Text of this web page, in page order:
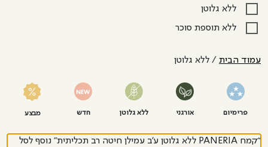
ללא גלוטן
ללא תוספת סוכר
עמוד הבית / ללא גלוטן
פרימיום אורגני ללא גלוטן חדש מבצע
“קמח PANERIA ללא גלוטן ע'ב עמילן חיטה רב תכליתית” נוסף לסל